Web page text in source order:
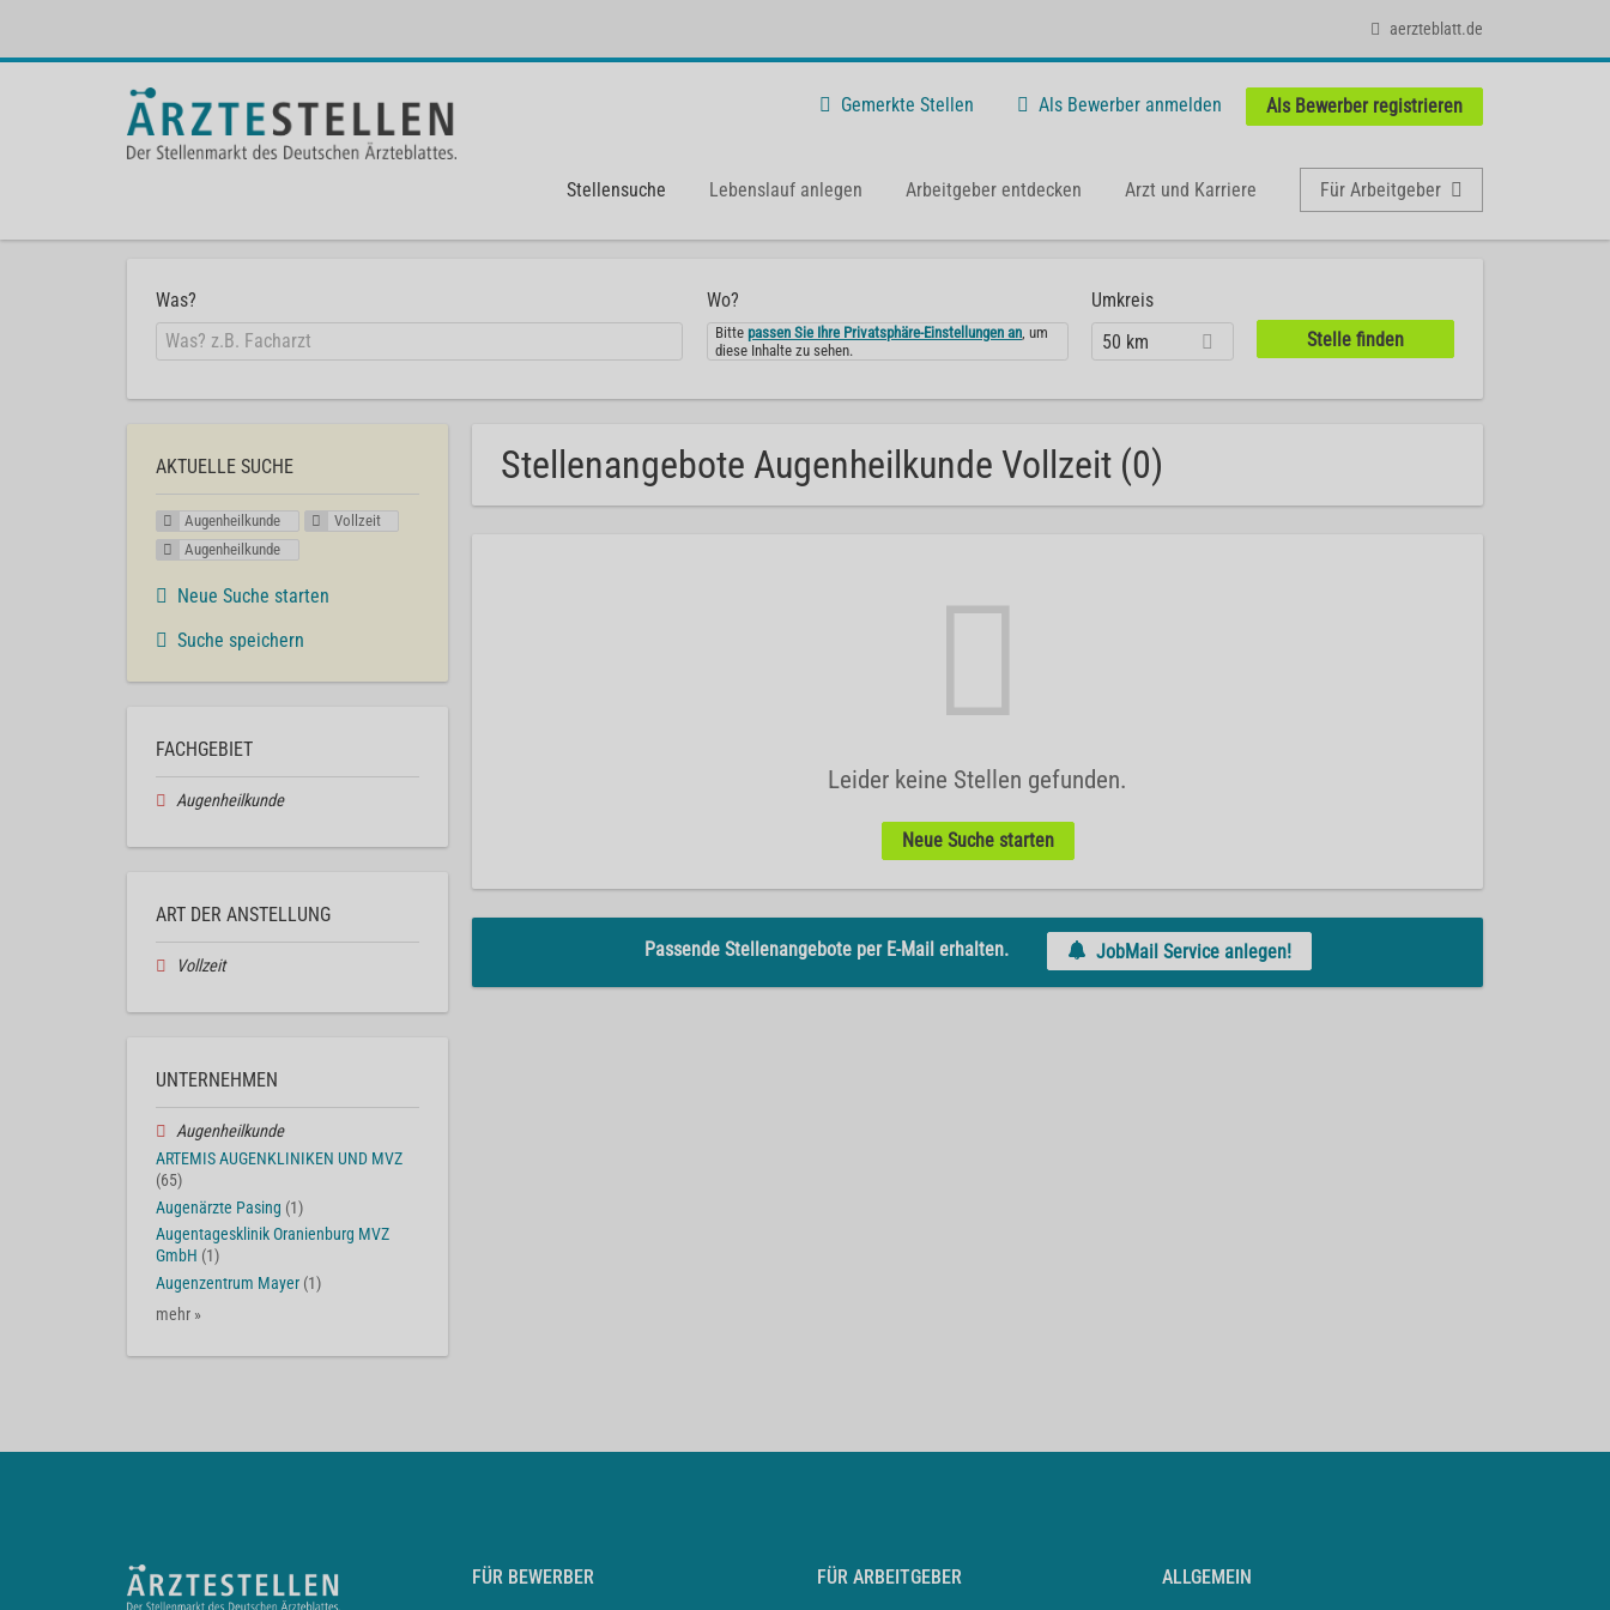
aerzteblatt.de
Gemerkte Stellen Als Bewerber anmelden Als Bewerber registrieren
Stellensuche Lebenslauf anlegen Arbeitgeber entdecken Arzt und Karriere Für Arbeitgeber
Was? Wo?
Bittepassen Sie Ihre Privatsphäre-Einstellungen an, um
diese Inhalte zu sehen.
Umkreis
50 km
Stellenangebote Augenheilkunde Vollzeit (0)
Leider keine Stellen gefunden.
Neue Suche starten
Passende Stellenangebote per E-Mail erhalten. JobMail Service anlegen!
AKTUELLE SUCHE
Augenheilkunde
Vollzeit
Augenheilkunde
Neue Suche starten
Suche speichern
FACHGEBIET
Augenheilkunde
ART DER ANSTELLUNG
Vollzeit
UNTERNEHMEN
Augenheilkunde
ARTEMIS AUGENKLINIKEN UND MVZ
(65)
Augenärzte Pasing (1)
Augentagesklinik Oranienburg MVZ
GmbH (1)
Augenzentrum Mayer (1)
mehr »
FÜR BEWERBER FÜR ARBEITGEBER ALLGEMEIN